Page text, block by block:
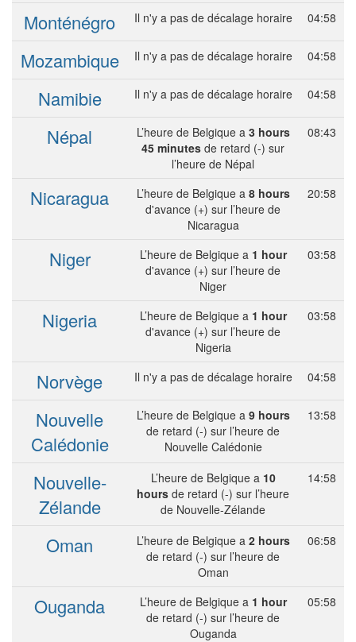
Monténégro Il n'y a pas de décalage horaire 04:58
Mozambique Il n'y a pas de décalage horaire 04:58
Namibie Il n'y a pas de décalage horaire 04:58
Népal L’heure de Belgique a 3 hours
45 minutes de retard (-) sur
l’heure de Népal
08:43
Nicaragua L’heure de Belgique a 8 hours
d'avance (+) sur l’heure de
Nicaragua
20:58
Niger L’heure de Belgique a 1 hour
d'avance (+) sur l’heure de
Niger
03:58
Nigeria L’heure de Belgique a 1 hour
d'avance (+) sur l’heure de
Nigeria
03:58
Norvège Il n'y a pas de décalage horaire 04:58
Nouvelle
Calédonie
L’heure de Belgique a 9 hours
de retard (-) sur l’heure de
Nouvelle Calédonie
13:58
Nouvelle-
Zélande
L’heure de Belgique a 10
hours de retard (-) sur l’heure
de Nouvelle-Zélande
14:58
Oman L’heure de Belgique a 2 hours
de retard (-) sur l’heure de
Oman
06:58
Ouganda L’heure de Belgique a 1 hour
de retard (-) sur l’heure de
Ouganda
05:58